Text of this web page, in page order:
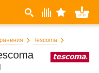
Tescoma